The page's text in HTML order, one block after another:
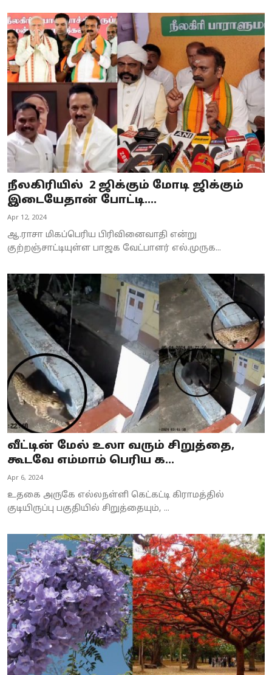
நீலகிரியில் 2 ஜிக்கும் மோடி ஜிக்கும்
இடையேதான் போட்டி....
Apr 12, 2024
ஆ.ராசா மிகப்பெரிய பிரிவினைவாதி என்று
குற்றஞ்சாட்டியுள்ள பாஜக வேட்பாளர் எல்.முருக...
வீட்டின் மேல் உலா வரும் சிறுத்தை,
கூடவே எம்மாம் பெரிய க...
Apr 6, 2024
உதகை அருகே எல்லநள்ளி கெட்கட்டி கிராமத்தில்
குடியிருப்பு பகுதியில் சிறுத்தையும், ...